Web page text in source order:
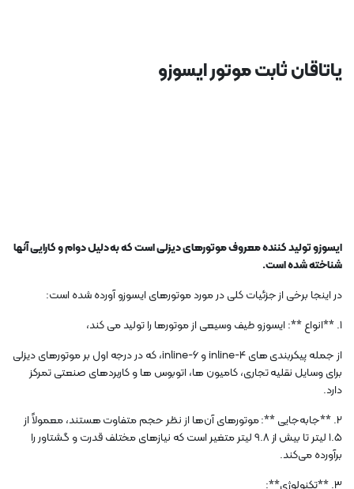
یاتاقان ثابت موتور ایسوزو
ایسوزو تولید کننده معروف موتورهای دیزلی است که به دلیل دوام و کارایی آنها
شناخته شده است.
در اینجا برخی از جزئیات کلی در مورد موتورهای ایسوزو آورده شده است:
1. **انواع **: ایسوزو طیف وسیعی از موتورها را تولید می کند،
از جمله پیکربندی های inline-4 و inline-6، که در درجه اول بر موتورهای دیزلی
برای وسایل نقلیه تجاری، کامیون ها، اتوبوس ها و کاربردهای صنعتی تمرکز
دارد.
2. **جابه‌جایی **: موتورهای آن‌ها از نظر حجم متفاوت هستند، معمولاً از
1.5 لیتر تا بیش از 9.8 لیتر متغیر است که نیازهای مختلف قدرت و گشتاور را
برآورده می‌کند.